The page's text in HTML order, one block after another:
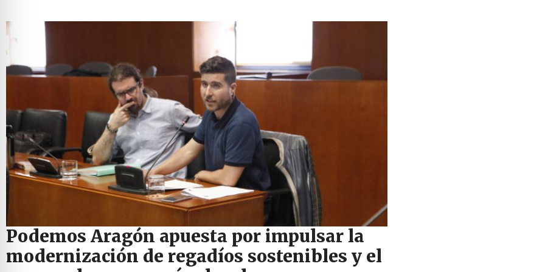
Podemos Aragón apuesta por impulsar la
modernización de regadíos sostenibles y el